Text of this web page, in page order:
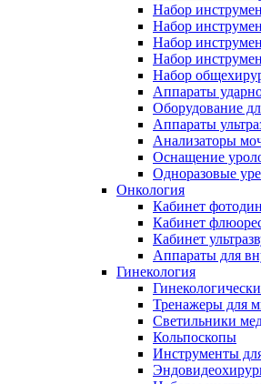
Набор
Набор
Набор
Набор
Набор
Аппараты
Оборудование
Аппараты
Анализаторы
Оснащение
Одноразовые
Онкология
Кабинет
Кабинет
Кабинет
Аппараты для
Гинекология
Тренажеры для
Светильники
Кольпоскопы
Инструменты